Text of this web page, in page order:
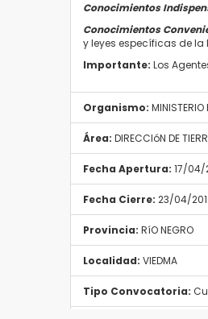
Conocimientos
Conocimientos
y leyes específicas de la
Importante: Los
Organismo: MINISTERIO
Área: DIRECCIóN DE
Fecha Apertura: 17/04/
Fecha Cierre: 23/04/
Provincia: RíO NEGRO
Localidad: VIEDMA
Tipo Convocatoria: